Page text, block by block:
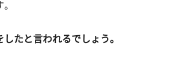
たと言われるでしょう。